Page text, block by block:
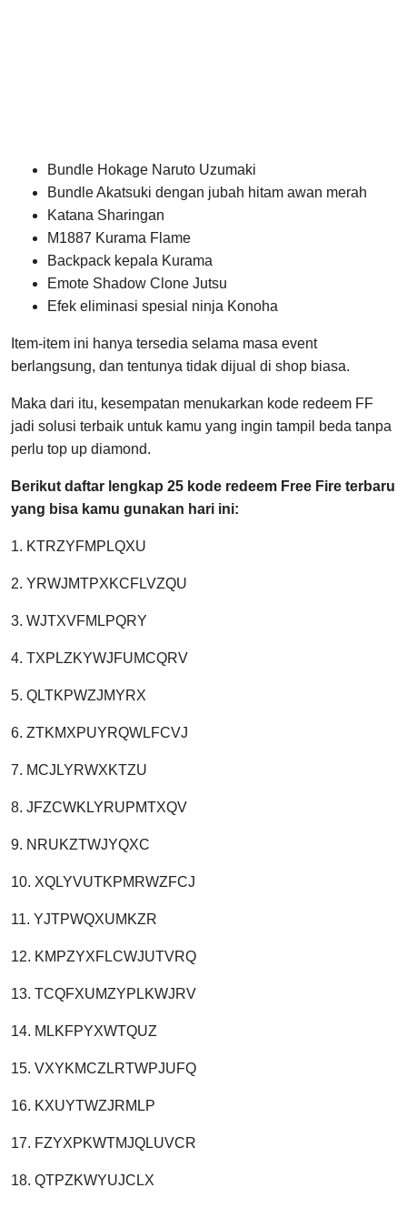
Bundle Hokage Naruto Uzumaki
Bundle Akatsuki dengan jubah hitam awan merah
Katana Sharingan
M1887 Kurama Flame
Backpack kepala Kurama
Emote Shadow Clone Jutsu
Efek eliminasi spesial ninja Konoha
Item-item ini hanya tersedia selama masa event
berlangsung, dan tentunya tidak dijual di shop biasa.
Maka dari itu, kesempatan menukarkan kode redeem FF
jadi solusi terbaik untuk kamu yang ingin tampil beda tanpa
perlu top up diamond.
Berikut daftar lengkap 25 kode redeem Free Fire terbaru
yang bisa kamu gunakan hari ini:
1. KTRZYFMPLQXU
2. YRWJMTPXKCFLVZQU
3. WJTXVFMLPQRY
4. TXPLZKYWJFUMCQRV
5. QLTKPWZJMYRX
6. ZTKMXPUYRQWLFCVJ
7. MCJLYRWXKTZU
8. JFZCWKLYRUPMTXQV
9. NRUKZTWJYQXC
10. XQLYVUTKPMRWZFCJ
11. YJTPWQXUMKZR
12. KMPZYXFLCWJUTVRQ
13. TCQFXUMZYPLKWJRV
14. MLKFPYXWTQUZ
15. VXYKMCZLRTWPJUFQ
16. KXUYTWZJRMLP
17. FZYXPKWTMJQLUVCR
18. QTPZKWYUJCLX